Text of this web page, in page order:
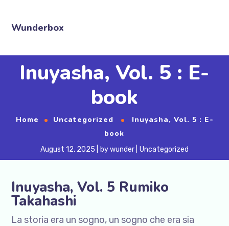
Wunderbox
Inuyasha, Vol. 5 : E-
book
Home Uncategorized
Inuyasha, Vol. 5 : E-
book
August 12, 2025 bywunder Uncategorized
Inuyasha, Vol. 5 Rumiko
Takahashi
La storia era un sogno, un sogno che era sia